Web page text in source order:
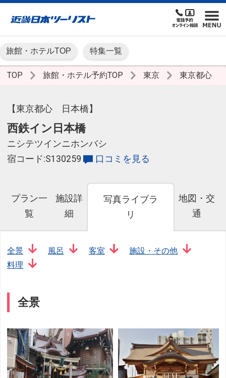
旅館・ホテルTOP 特集一覧
TOP 旅館・ホテル予約TOP 東京 東京都心
【東京都心 日本橋】
西鉄イン日本橋
ニシテツインニホンバシ
宿コード:S130259
口コミを見る
プラン一
覧
施設詳
細
写真ライブラ
リ
地図・交
通
全景 風呂 客室
施設・その他
料理
全景